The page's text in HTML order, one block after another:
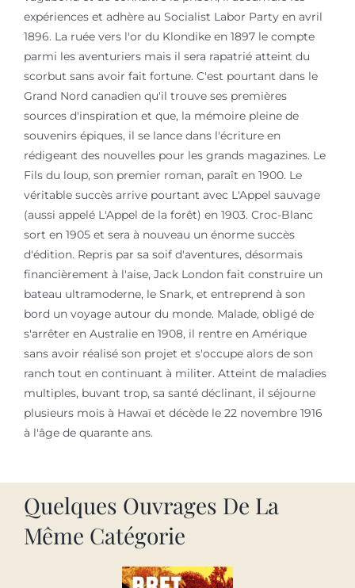
expériences et adhère au Socialist Labor Party en avril
1896. La ruée vers l'or du Klondike en 1897 le compte
parmi les aventuriers mais il sera rapatrié atteint du
scorbut sans avoir fait fortune. C'est pourtant dans le
Grand Nord canadien qu'il trouve ses premières
sources d'inspiration et que, la mémoire pleine de
souvenirs épiques, il se lance dans l'écriture en
rédigeant des nouvelles pour les grands magazines. Le
Fils du loup, son premier roman, paraît en 1900. Le
véritable succès arrive pourtant avec L'Appel sauvage
(aussi appelé L'Appel de la forêt) en 1903. Croc-Blanc
sort en 1905 et sera à nouveau un énorme succès
d'édition. Repris par sa soif d'aventures, désormais
financièrement à l'aise, Jack London fait construire un
bateau ultramoderne, le Snark, et entreprend à son
bord un voyage autour du monde. Malade, obligé de
s'arrêter en Australie en 1908, il rentre en Amérique
sans avoir réalisé son projet et s'occupe alors de son
ranch tout en continuant à militer. Atteint de maladies
multiples, buvant trop, sa santé déclinant, il séjourne
plusieurs mois à Hawaï et décède le 22 novembre 1916
à l'âge de quarante ans.
Quelques Ouvrages De La
Même Catégorie